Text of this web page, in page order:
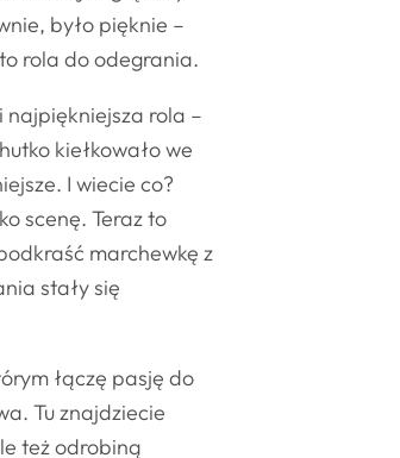
było pięknie –
rola do odegrania.
najpiękniejsza rola –
kiełkowało we
I wiecie co?
scenę. Teraz to
marchewkę z
stały się
łączę pasję do
Tu znajdziecie
też odrobiną